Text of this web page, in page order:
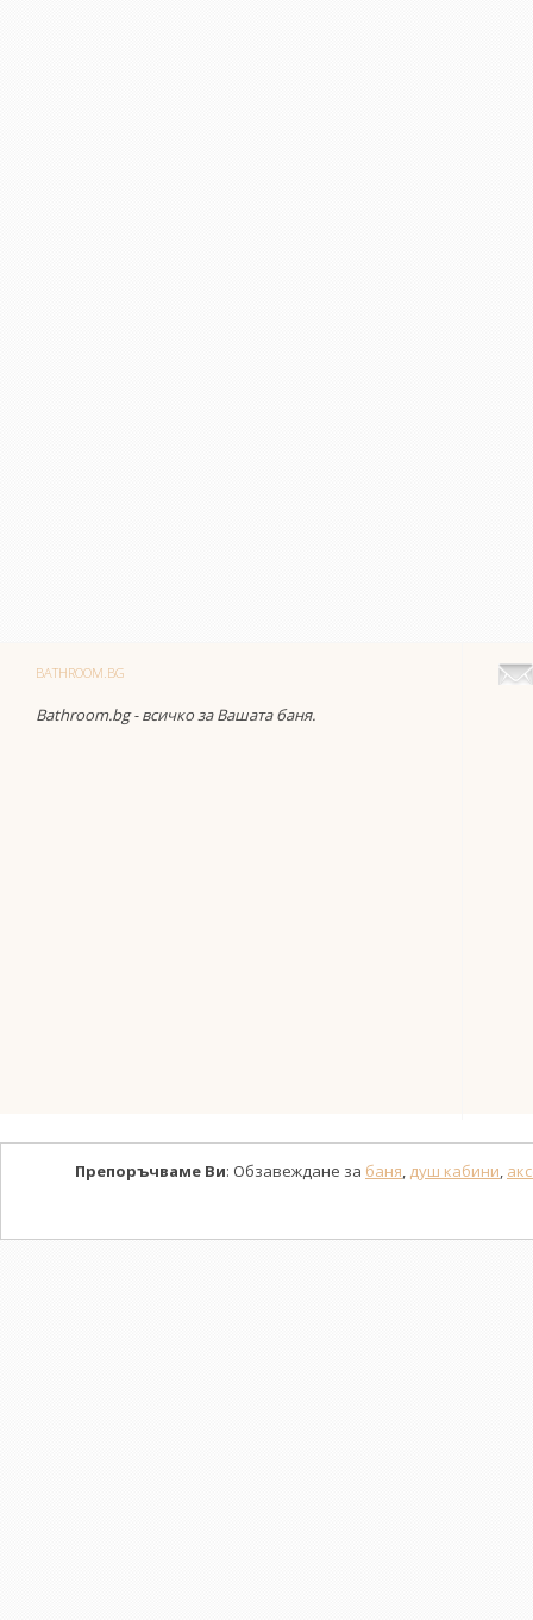
BATHROOM.BG
Bathroom.bg - всичко за Вашата баня.
Препоръчваме Ви: Обзавеждане за баня, душ кабини,